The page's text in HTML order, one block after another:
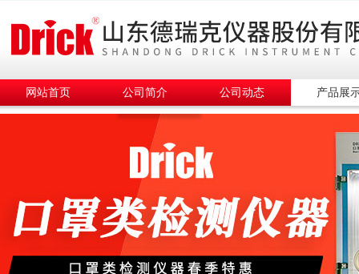
网站首页 公司简介 公司动态 产品展